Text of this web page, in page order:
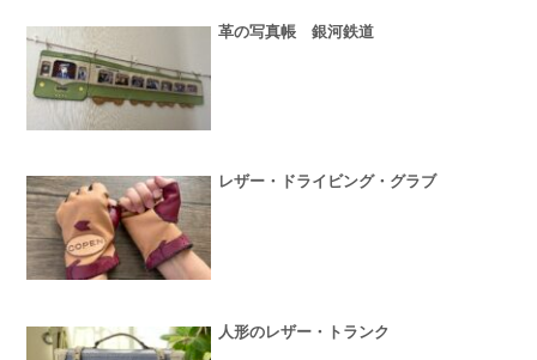
革の写真帳 銀河鉄道
レザー・ドライビング・グラブ
人形のレザー・トランク